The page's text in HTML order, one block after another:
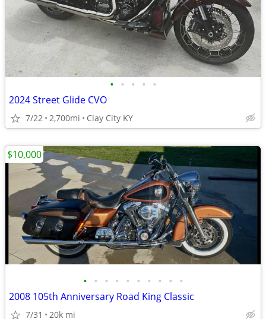
• • • • •
2024 Street Glide CVO
7/22 2,700mi Clay City KY
• • • • • • • • • •
2008 105th Anniversary Road King Classic
7/31 20k mi
$10,000